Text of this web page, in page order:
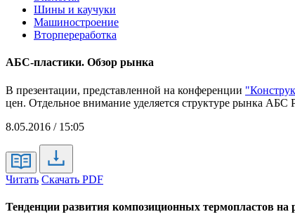
Шины и каучуки
Машиностроение
Вторпереработка
АБС-пластики. Обзор рынка
В презентации, представленной на конференции
цен. Отдельное внимание уделяется структуре рынка
8.05.2016 / 15:05
Читать Скачать PDF
Тенденции развития композиционных термопластов на